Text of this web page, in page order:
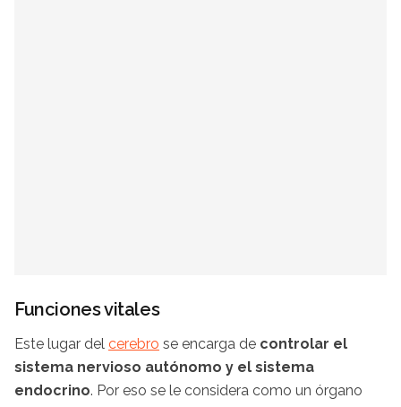
Funciones vitales
Este lugar del cerebro se encarga de controlar el
sistema nervioso autónomo y el sistema
endocrino. Por eso se le considera como un órgano